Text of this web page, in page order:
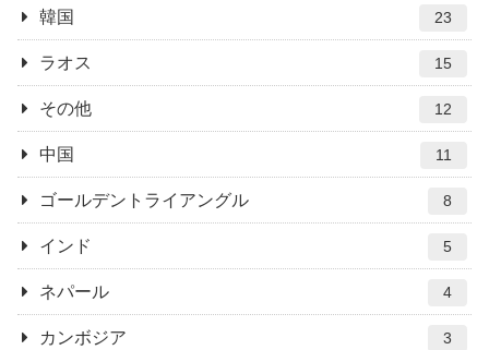
韓国 23
ラオス 15
その他 12
中国 11
ゴールデントライアングル 8
インド 5
ネパール 4
カンボジア 3